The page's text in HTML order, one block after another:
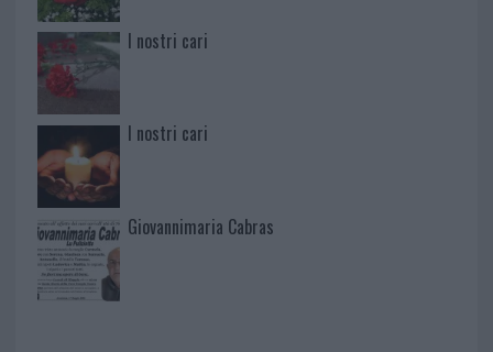
I nostri cari
I nostri cari
Giovannimaria Cabras